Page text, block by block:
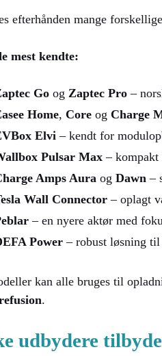
efterhånden mange
mest kendte:
Go og Zaptec Pro –
Home, Core og Charge
Elvi – kendt for
Pulsar Max–
Amps Aura og Dawn –
Wall Connector– oplagt
– en nyere aktør med
Power– robust løsning
kan alle bruges til
.
udbydere